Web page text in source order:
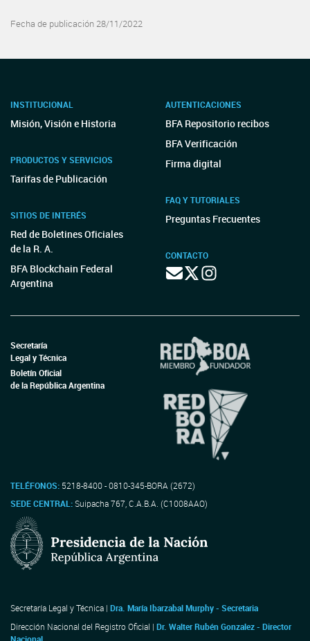
Fecha de publicación 28/11/2022
INSTITUCIONAL
Misión, Visión e Historia
PRODUCTOS Y SERVICIOS
Tarifas de Publicación
SITIOS DE INTERÉS
Red de Boletines Oficiales
de la R. A.
BFA Blockchain Federal
Argentina
AUTENTICACIONES
BFA Repositorio recibos
BFA Verificación
Firma digital
FAQ Y TUTORIALES
Preguntas Frecuentes
CONTACTO
Secretaría
Legal y Técnica
Boletín Oficial
de la República Argentina
TELÉFONOS: 5218-8400 - 0810-345-BORA (2672)
SEDE CENTRAL:Suipacha 767, C.A.B.A. (C1008AAO)
Secretaría Legal y Técnica | Dra. María Ibarzabal Murphy - Secretaria
Dirección Nacional del Registro Oficial | Dr. Walter Rubén Gonzalez - Director
Nacional